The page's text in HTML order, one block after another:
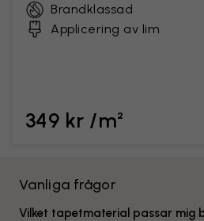
Brandklassad
Applicering av lim
349 kr /m²
Vanliga frågor
Vilket tapetmaterial passar mig